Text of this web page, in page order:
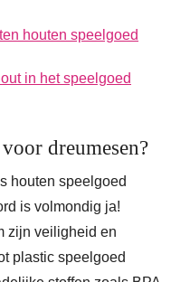
houten speelgoed
in het speelgoed
dreumesen?
houten speelgoed
is volmondig ja!
zijn veiligheid en
plastic speelgoed